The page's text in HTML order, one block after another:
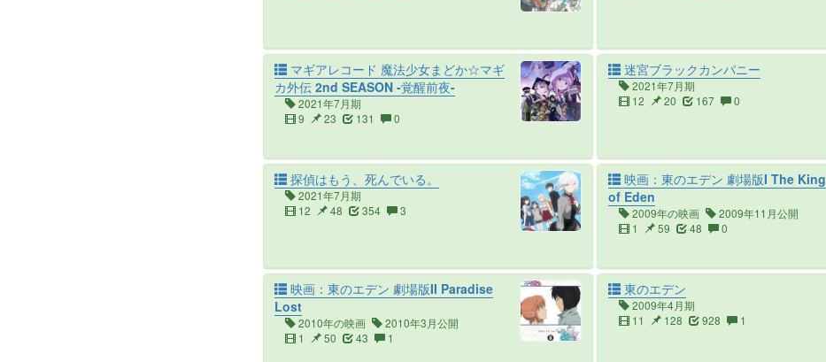
マギアレコード 魔法少女まどか☆マギ
カ外伝 2nd SEASON -覚醒前夜-
2021年7月期
9
23 131 0
迷宮ブラックカンパニー
2021年7月期
12
20 167 0
探偵はもう、死んでいる。
2021年7月期
12
48 354 3
映画：東のエデン 劇場版I The King
of Eden
2009年の映画
2009年11月公開
1
59 48 0
映画：東のエデン 劇場版II Paradise
Lost
2010年の映画
2010年3月公開
1
50 43 1
東のエデン
2009年4月期
11
128 928 1